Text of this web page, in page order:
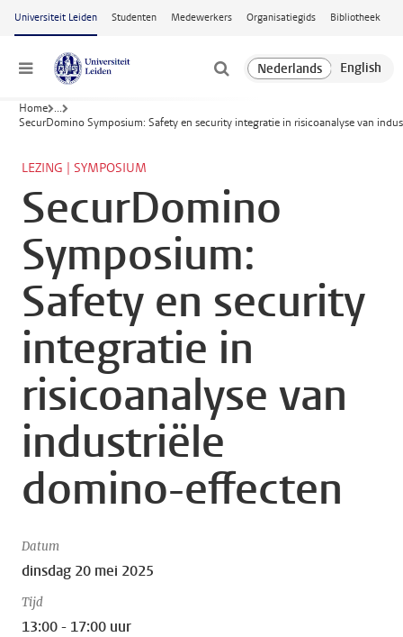
Ga naar hoofdinhoud
Universiteit Leiden Studenten Medewerkers Organisatiegids Bibliotheek
Menu
Home ...
SecurDomino Symposium: Safety en security integratie in risicoanalyse van
LEZING | SYMPOSIUM
SecurDomino
Symposium:
Safety en security
integratie in
risicoanalyse van
industriële
domino-effecten
Datum
dinsdag 20 mei 2025
Tijd
13:00 - 17:00 uur